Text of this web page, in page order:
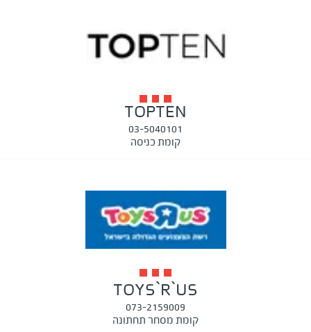
TOPTEN
03-5040101
קומת כניסה
TOYS`R`US
073-2159009
קומת מסחר תחתונה